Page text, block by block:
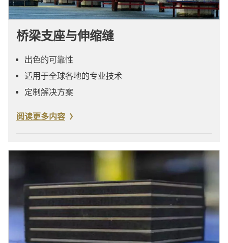
桥梁支座与伸缩缝
出色的可靠性
适用于全球各地的专业技术
定制解决方案
阅读更多内容